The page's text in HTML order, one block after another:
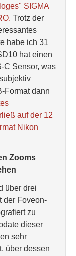
SIGMA
Trotz der
habe ich 31
hat einen
C Sensor, was
Format dann
auf der 12
Nikon
Zooms
über drei
der Foveon-
zu
dieser
sehr
über dessen